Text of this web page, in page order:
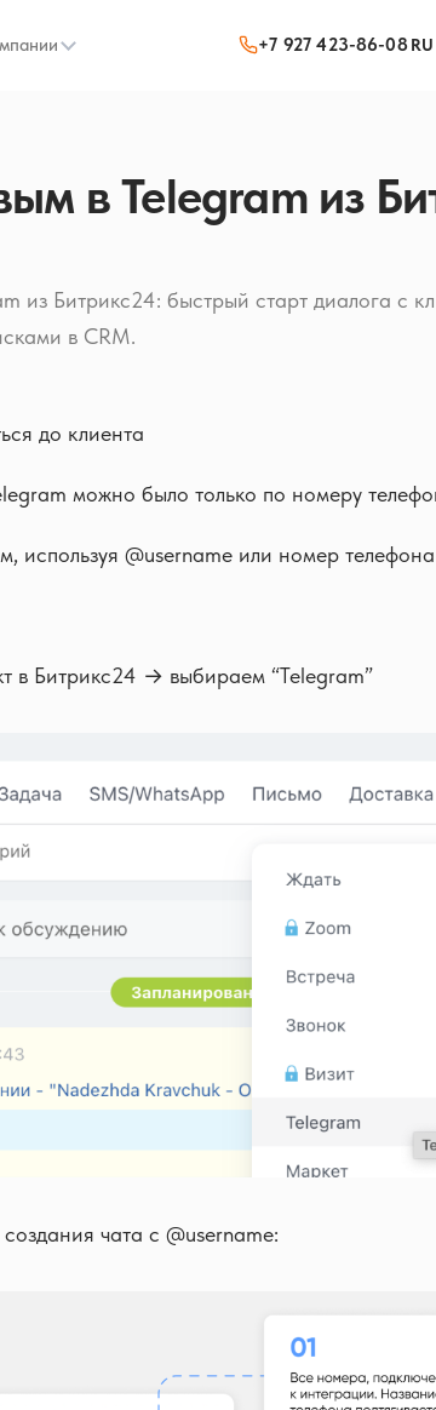
+7 927 423-86-08 RU
в Telegram из
из Битрикс24: быстрый старт диалога с
в CRM.
до клиента
можно было только по номеру
используя @usеrname или номер
в Битрикс24 → выбираем “Telegram”
чата с @username: